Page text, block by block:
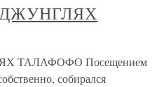
ТАЛАФОФО Посещением
собирался